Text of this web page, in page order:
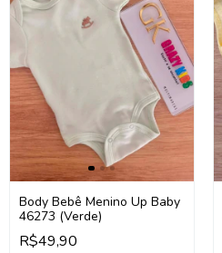
Body Bebê Menino Up Baby
46273 (Verde)
R$49,90